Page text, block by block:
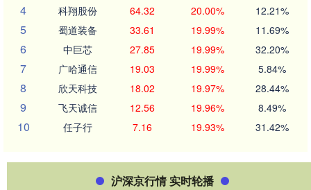
4 科翔股份 64.32 20.00% 12.21%
5 蜀道装备 33.61 19.99% 11.69%
6 中巨芯 27.85 19.99% 32.20%
7 广哈通信 19.03 19.99% 5.84%
8 欣天科技 18.02 19.97% 28.44%
9 飞天诚信 12.56 19.96% 8.49%
10 任子行 7.16 19.93% 31.42%
沪深京行情 实时轮播